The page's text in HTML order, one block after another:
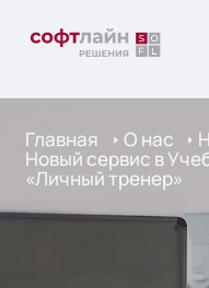
Главная О нас
Новый сервис в
«Личный тренер»